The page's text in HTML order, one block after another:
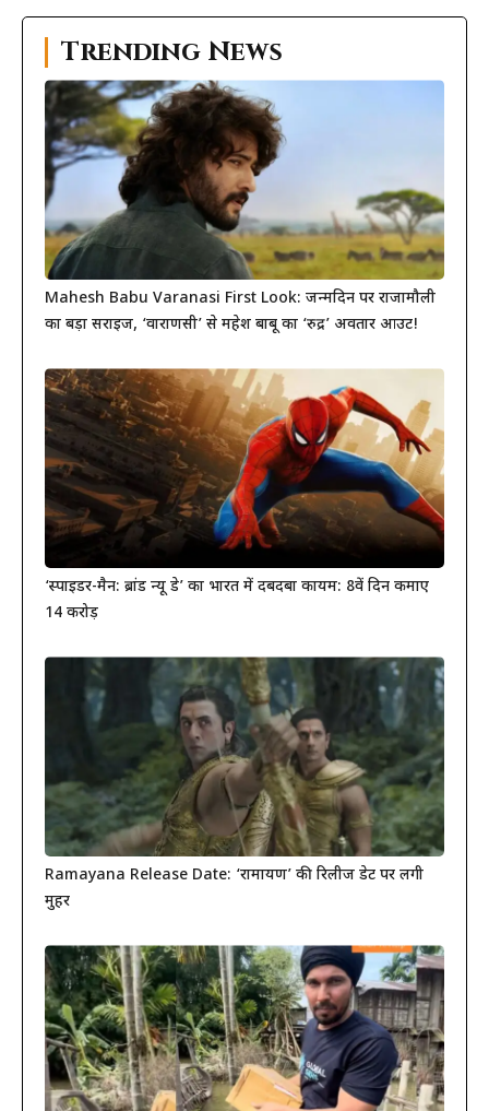
Trending News
Mahesh Babu Varanasi First Look: जन्मदिन पर राजामौली
का बड़ा सरप्राइज, ‘वाराणसी’ से महेश बाबू का ‘रुद्र’ अवतार आउट!
‘स्पाइडर-मैन: ब्रांड न्यू डे’ का भारत में दबदबा कायम: 8वें दिन कमाए
14 करोड़
Ramayana Release Date: ‘रामायण’ की रिलीज डेट पर लगी
मुहर